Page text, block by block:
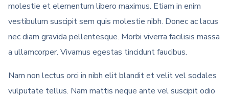
molestie et elementum libero maximus. Etiam in enim
vestibulum suscipit sem quis molestie nibh. Donec ac lacus
nec diam gravida pellentesque. Morbi viverra facilisis massa
a ullamcorper. Vivamus egestas tincidunt faucibus.
Nam non lectus orci in nibh elit blandit et velit vel sodales
vulputate tellus. Nam mattis neque ante vel suscipit odio